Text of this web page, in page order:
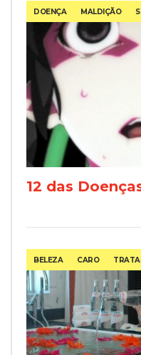
DOENÇA MALDIÇÃO
12 das
BELEZA CARO